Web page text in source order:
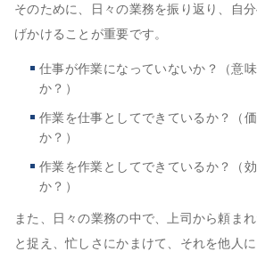
そのために、日々の業務を振り返り、自
げかけることが重要です。
仕事が作業になっていないか？（意
か？）
作業を仕事としてできているか？（
か？）
作業を作業としてできているか？（
か？）
また、日々の業務の中で、上司から頼ま
と捉え、忙しさにかまけて、それを他人